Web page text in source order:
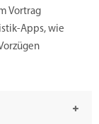
Vortrag
Apps, wie